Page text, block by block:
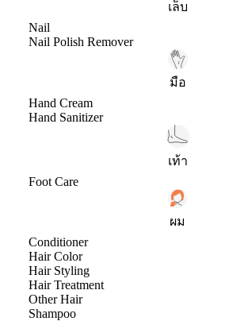
เล็บ
Nail
Nail Polish Remover
มือ
Hand Cream
Hand Sanitizer
เท้า
Foot Care
ผม
Conditioner
Hair Color
Hair Styling
Hair Treatment
Other Hair
Shampoo